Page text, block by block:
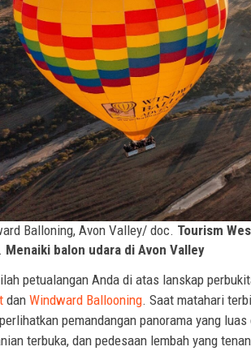
Balloning, Avon Valley/ doc. Tourism
Menaiki balon udara di Avon Valley
petualangan Anda di atas lanskap
dan Windward Ballooning. Saat matahari
pemandangan panorama yang
terbuka, dan pedesaan lembah yang